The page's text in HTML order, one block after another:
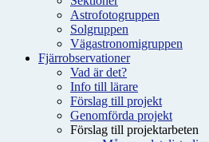
Astrofotogruppen
Solgruppen
Vägastronomigruppen
Fjärrobservationer
Vad är det?
Info till lärare
Förslag till projekt
Genomförda projekt
Förslag till projektarbeten